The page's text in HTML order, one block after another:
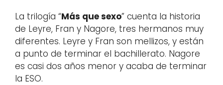
La trilogía “Más que sexo” cuenta la historia
de Leyre, Fran y Nagore, tres hermanos muy
diferentes. Leyre y Fran son mellizos, y están
a punto de terminar el bachillerato. Nagore
es casi dos años menor y acaba de terminar
la ESO.